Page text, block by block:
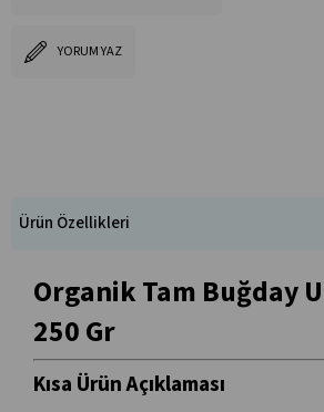
YORUM YAZ
Ürün Özellikleri
Organik Tam Buğday
250 Gr
Kısa Ürün Açıklaması